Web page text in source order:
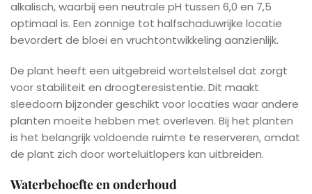
alkalisch, waarbij een neutrale pH tussen 6,0 en 7,5
optimaal is. Een zonnige tot halfschaduwrijke locatie
bevordert de bloei en vruchtontwikkeling aanzienlijk.
De plant heeft een uitgebreid wortelstelsel dat zorgt
voor stabiliteit en droogteresistentie. Dit maakt
sleedoorn bijzonder geschikt voor locaties waar andere
planten moeite hebben met overleven. Bij het planten
is het belangrijk voldoende ruimte te reserveren, omdat
de plant zich door worteluitlopers kan uitbreiden.
Waterbehoefte en onderhoud